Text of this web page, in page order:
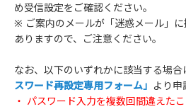
め受信設定をご確認ください。
※ ご案内のメールが「迷惑メール」
ありますので、ご注意ください。
なお、以下のいずれかに該当する場合
スワード再設定専用フォーム」 より申
・ パスワード入力を複数回間違えた